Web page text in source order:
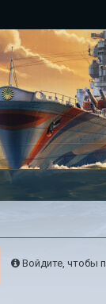
Войдите, чтобы